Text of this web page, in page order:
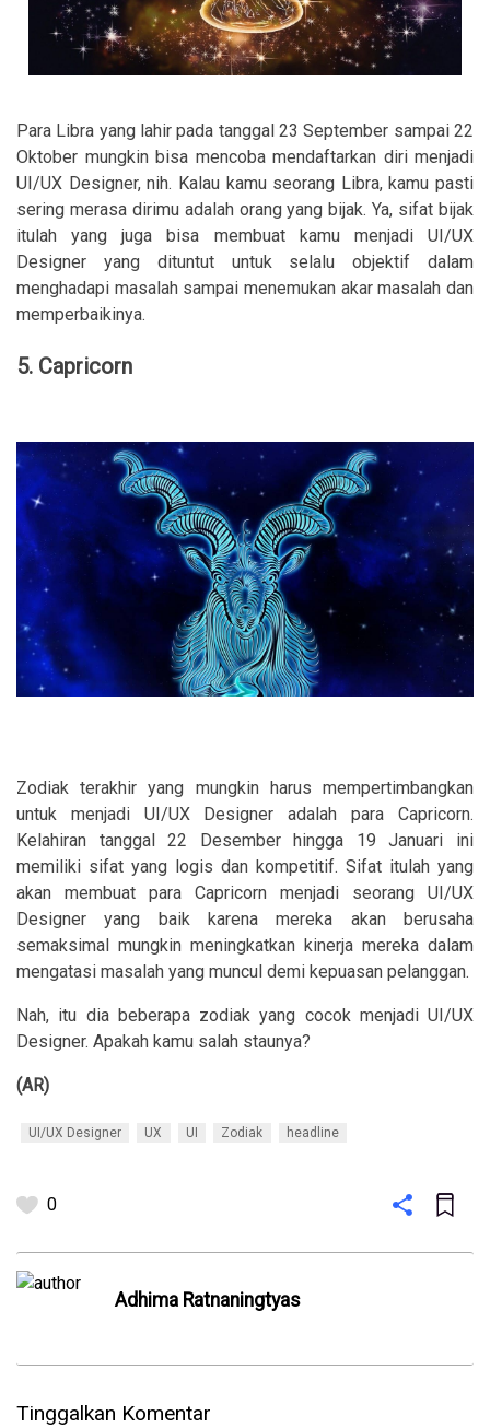
Para Libra yang lahir pada tanggal 23 September sampai 22
Oktober mungkin bisa mencoba mendaftarkan diri menjadi
UI/UX Designer, nih. Kalau kamu seorang Libra, kamu pasti
sering merasa dirimu adalah orang yang bijak. Ya, sifat bijak
itulah yang juga bisa membuat kamu menjadi UI/UX
Designer yang dituntut untuk selalu objektif dalam
menghadapi masalah sampai menemukan akar masalah dan
memperbaikinya.
5. Capricorn
Zodiak terakhir yang mungkin harus mempertimbangkan
untuk menjadi UI/UX Designer adalah para Capricorn.
Kelahiran tanggal 22 Desember hingga 19 Januari ini
memiliki sifat yang logis dan kompetitif. Sifat itulah yang
akan membuat para Capricorn menjadi seorang UI/UX
Designer yang baik karena mereka akan berusaha
semaksimal mungkin meningkatkan kinerja mereka dalam
mengatasi masalah yang muncul demi kepuasan pelanggan.
Nah, itu dia beberapa zodiak yang cocok menjadi UI/UX
Designer. Apakah kamu salah staunya?
(AR)
UI/UX Designer UX UI Zodiak headline
0
Adhima Ratnaningtyas
Tinggalkan Komentar